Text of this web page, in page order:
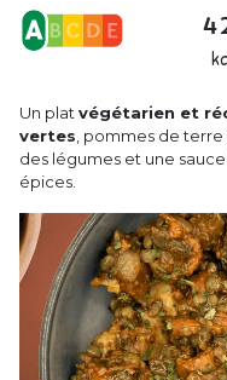
Un plat végétarien et
vertes , pommes de
des légumes et une
épices.